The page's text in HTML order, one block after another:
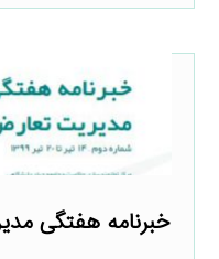
خبرنامه هفتگی